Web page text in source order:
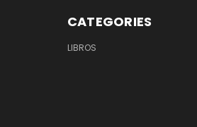
CATEGORIES
LIBROS